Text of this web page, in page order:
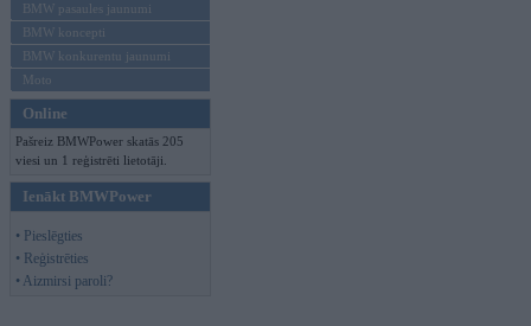
BMW pasaules jaunumi
BMW koncepti
BMW konkurentu jaunumi
Moto
Online
Pašreiz BMWPower skatās 205
viesi un 1 reģistrēti lietotāji.
Ienākt BMWPower
• Pieslēgties
• Reģistrēties
• Aizmirsi paroli?